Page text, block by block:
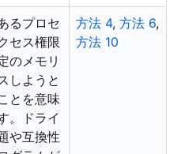
るプロセ
セス権限
のメモリ
しようと
とを意味
。ドライ
や互換性
方法 4,方法 6,
方法 10